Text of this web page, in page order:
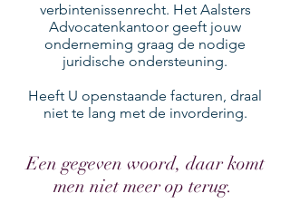
verbintenissenrecht. Het Aalsters
Advocatenkantoor geeft jouw
onderneming graag de nodige
juridische ondersteuning.
Heeft U openstaande facturen, draal
niet te lang met de invordering.
Een gegeven woord, daar komt
men niet meer op terug.